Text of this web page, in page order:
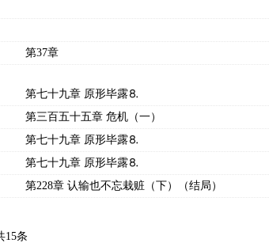
第37章
第七十九章 原形毕露⒏
第三百五十五章 危机（一）
第七十九章 原形毕露⒏
第七十九章 原形毕露⒏
第228章 认输也不忘栽赃（下）（结局）
15条